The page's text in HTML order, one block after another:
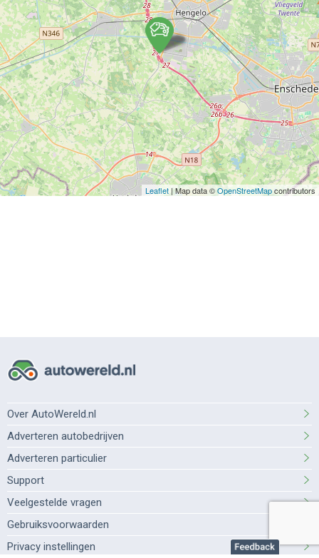
Leaflet| Map data ©OpenStreetMapcontributors
Over AutoWereld.nl
Adverteren autobedrijven
Adverteren particulier
Support
Veelgestelde vragen
Gebruiksvoorwaarden
Privacy instellingen